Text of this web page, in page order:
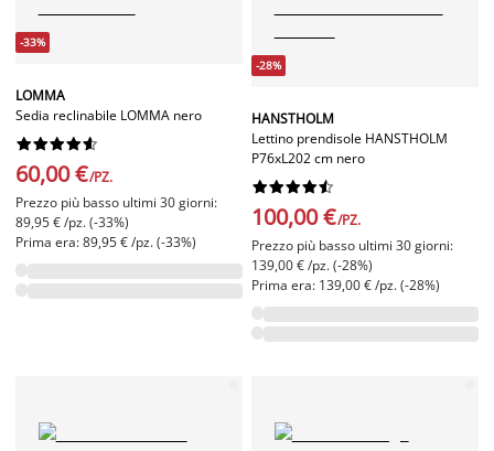
-33%
LOMMA
Sedia reclinabile LOMMA nero






60,00 €/PZ.
Prezzo più basso ultimi 30 giorni:
89,95 € /pz. (-33%)
Prima era: 89,95 € /pz. (-33%)
-28%
HANSTHOLM
Lettino prendisole HANSTHOLM
P76xL202 cm nero






100,00 €/PZ.
Prezzo più basso ultimi 30 giorni:
139,00 € /pz. (-28%)
Prima era: 139,00 € /pz. (-28%)